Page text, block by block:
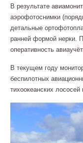
В результате
аэрофотоснимки
детальные
ранней формой нерки.
оперативность
В текущем году
беспилотных
тихоокеанских